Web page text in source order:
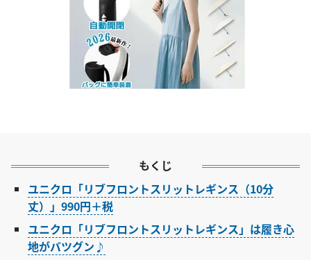
もくじ
ユニクロ「リブフロントスリットレギンス（10分
丈）」990円＋税
ユニクロ「リブフロントスリットレギンス」は履き心
地がバツグン♪